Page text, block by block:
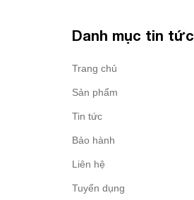
Danh mục tin tức
Trang chủ
Sản phẩm
Tin tức
Bảo hành
Liên hệ
Tuyển dụng